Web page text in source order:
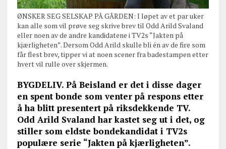
ØNSKER SEG SELSKAP PÅ GÅRDEN: I løpet av et par uker
kan alle som vil prøve seg skrive brev til Odd Arild Svaland
eller noen av de andre kandidatene i TV2s “Jakten på
kjærligheten”. Dersom Odd Arild skulle bli én av de fire som
får flest brev, tipper vi at noen scener fra badestampen etter
hvert vil rulle over skjermen.
BYGDELIV. På Beisland er det i disse dager
en spent bonde som venter på respons etter
å ha blitt presentert på riksdekkende TV.
Odd Arild Svaland har kastet seg ut i det, og
stiller som eldste bondekandidat i TV2s
populære serie “Jakten på kjærligheten”.